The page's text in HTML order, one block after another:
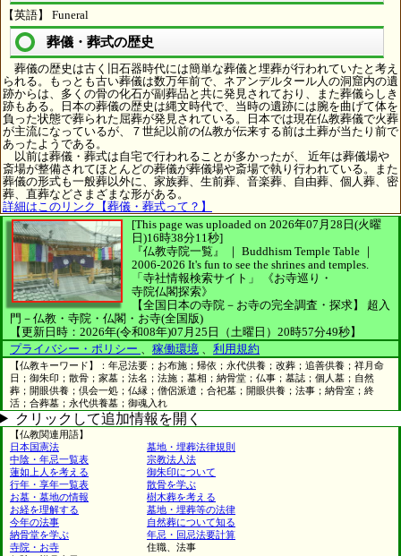
【英語】 Funeral
葬儀・葬式の歴史
葬儀の歴史は古く旧石器時代には簡単な葬儀と埋葬が行われていたと考え
られる。もっとも古い葬儀は数万年前で、ネアンデルタール人の洞窟内の遺
跡からは、多くの骨の化石が副葬品と共に発見されており、また葬儀らしき
跡もある。日本の葬儀の歴史は縄文時代で、当時の遺跡には腕を曲げて体を
負った状態で葬られた屈葬が発見されている。日本では現在仏教葬儀で火葬
が主流になっているが、７世紀以前の仏教が伝来する前は土葬が当たり前で
あったようである。
以前は葬儀・葬式は自宅で行われることが多かったが、 近年は葬儀場や
斎場が整備されてほとんどの葬儀が葬儀場や斎場で執り行われている。また
葬儀の形式も一般葬以外に、家族葬、生前葬、音楽葬、自由葬、個人葬、密
葬、直葬などさまざまな形がある。
詳細はこのリンク【葬儀・葬式って？】
[This page was uploaded on 2026年07月28日(火曜
日)16時38分11秒]
『仏教寺院一覧』 ｜ Buddhism Temple Table ｜
2006-2026 It's fun to see the shrines and temples.
「寺社情報検索サイト」
《お寺巡り・
寺院仏閣探索》
【全国日本の寺院－お寺の完全調査・探求】
超入
門－仏教・寺院・仏閣・お寺(全国版)
【更新日時：2026年(令和08年)07月25日（土曜日）20時57分49秒】
プライバシー・ポリシー
稼働環境 利用規約
【仏教キーワード】：年忌法要；お布施；帰依；永代供養；改葬；追善供養；祥月命
日；御朱印；散骨；家墓；法名；法施；墓相；納骨堂；仏事；墓誌；個人墓；自然
葬；開眼供養；倶会一処；仏縁；僧侶派遣；合祀墓；開眼供養；法事；納骨室；終
活；合葬墓；永代供養墓；御魂入れ
クリックして追加情報を開く
【仏教関連用語】
日本国憲法
墓地・埋葬法律規則
中陰・年忌一覧表
宗教法人法
蓮如上人を考える
御朱印について
行年・享年一覧表
散骨を学ぶ
お墓・墓地の情報
樹木葬を考える
お経を理解する
墓地・埋葬等の法律
今年の法事
自然葬について知る
納骨堂を学ぶ
年忌・回忌法要計算
寺院・お寺
住職、法事